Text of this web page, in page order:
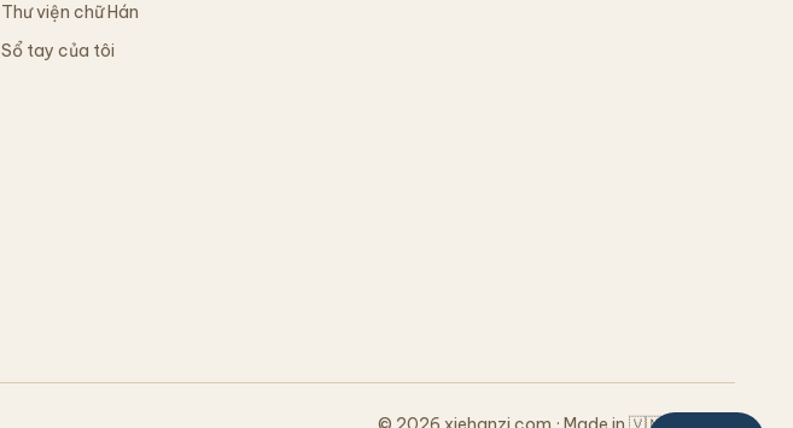
Thư viện chữ Hán
Sổ tay của tôi